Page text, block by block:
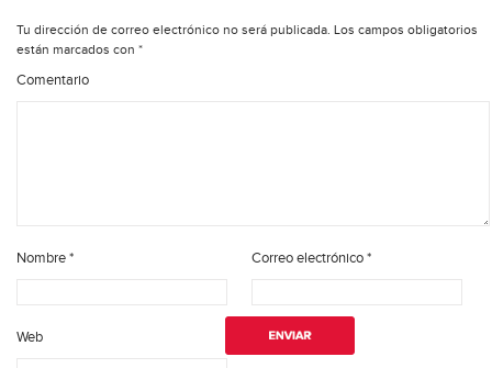
Tu dirección de correo electrónico no será publicada. Los campos obligatorios
están marcados con *
Comentario
Nombre* Correo electrónico*
Web